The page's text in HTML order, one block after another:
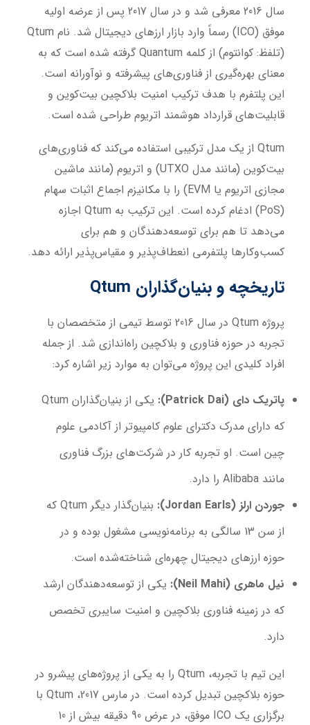
سال 2016 معرفی شد و در سال 2017 پس از عرضه اولیه
موفق (ICO) رسماً وارد بازار ارزهای دیجیتال شد. نام Qtum
(تلفظ: کوانتوم) از کلمه Quantum گرفته شده است که به
معنای بهره‌گیری از فناوری‌های پیشرفته و نوآورانه است.
این پلتفرم با هدف ترکیب امنیت بلاکچین بیت‌کوین و
قابلیت‌های قرارداد هوشمند اتریوم طراحی شده است.
Qtum از یک مدل ترکیبی استفاده می‌کند که فناوری‌های
بیت‌کوین (مانند مدل UTXO) و اتریوم (مانند ماشین
مجازی اتریوم یا EVM) را با مکانیزم اجماع اثبات سهام
(PoS) ادغام کرده است. این ترکیب به Qtum اجازه
می‌دهد تا هم برای توسعه‌دهندگان و هم برای
کسب‌وکارها پلتفرمی انعطاف‌پذیر و مقیاس‌پذیر ارائه دهد.
تاریخچه و بنیان‌گذاران Qtum
پروژه Qtum در سال 2016 توسط تیمی از متخصصان با
تجربه در حوزه فناوری و بلاکچین راه‌اندازی شد. از جمله
افراد کلیدی این پروژه می‌توان به موارد زیر اشاره کرد:
پاتریک دای (Patrick Dai
):
یکی از بنیان‌گذاران Qtum
که دارای مدرک دکترای علوم کامپیوتر از آکادمی علوم
چین است. او تجربه کار در شرکت‌های بزرگ فناوری
مانند Alibaba را دارد.
جوردن ارلز (Jordan Earls
):
بنیان‌گذار دیگر Qtum که
از سن 13 سالگی به برنامه‌نویسی مشغول بوده و در
حوزه ارزهای دیجیتال چهره‌ای شناخته‌شده است.
نیل ماهری (Neil Mahi
): یکی از توسعه‌دهندگان ارشد
که در زمینه فناوری بلاکچین و امنیت سایبری تخصص
دارد.
این تیم با تجربه، Qtum را به یکی از پروژه‌های پیشرو در
حوزه بلاکچین تبدیل کرده است. در مارس 2017، Qtum با
برگزاری یک ICO موفق، در عرض 90 دقیقه بیش از 10